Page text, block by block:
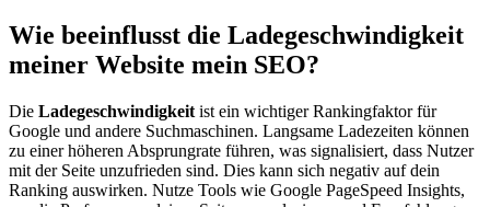
Wie beeinflusst die Ladegeschwindigkeit
meiner Website mein SEO?
Die Ladegeschwindigkeit ist ein wichtiger Rankingfaktor für
Google und andere Suchmaschinen. Langsame Ladezeiten können
zu einer höheren Absprungrate führen, was signalisiert, dass Nutzer
mit der Seite unzufrieden sind. Dies kann sich negativ auf dein
Ranking auswirken. Nutze Tools wie Google PageSpeed Insights,